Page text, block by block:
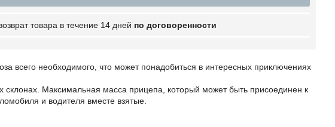
товара в течение 14 дней по договоренности
всего необходимого, что может понадобиться в интересных приключениях
Максимальная масса прицепа, который может быть присоединен к
и водителя вместе взятые.